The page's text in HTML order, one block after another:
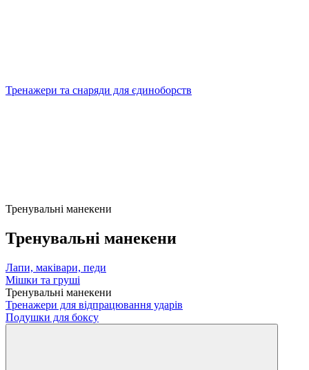
Тренажери та снаряди для єдиноборств
Тренувальні манекени
Тренувальні манекени
Лапи, маківари, педи
Мішки та груші
Тренувальні манекени
Тренажери для відпрацювання ударів
Подушки для боксу